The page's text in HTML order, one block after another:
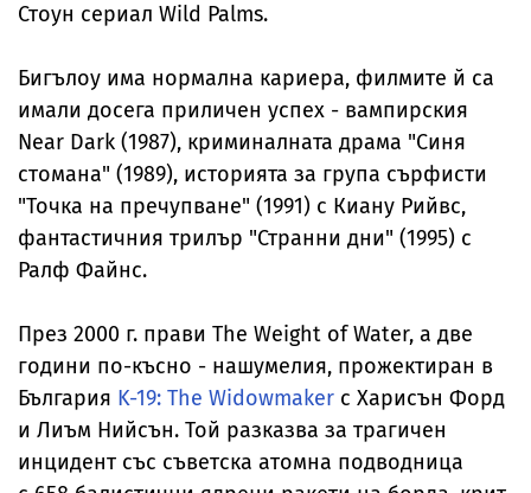
Стоун сериал Wild Palms.
Бигълоу има нормална кариера, филмите й са
имали досега приличен успех - вампирския
Near Dark (1987), криминалната драма "Синя
стомана" (1989), историята за група сърфисти
"Точка на пречупване" (1991) с Киану Рийвс,
фантастичния трилър "Странни дни" (1995) с
Ралф Файнс.
През 2000 г. прави The Weight of Water, а две
години по-късно - нашумелия, прожектиран в
България K-19: The Widowmaker с Харисън Форд
и Лиъм Нийсън. Той разказва за трагичен
инцидент със съветска атомна подводница